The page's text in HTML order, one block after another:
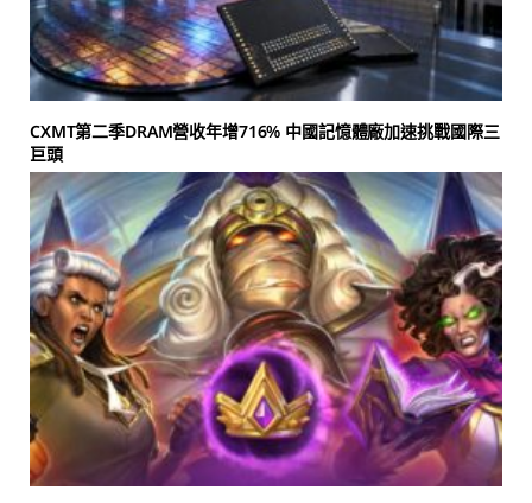
CXMT第二季DRAM營收年增716% 中國記憶體廠加速挑戰國際三
巨頭